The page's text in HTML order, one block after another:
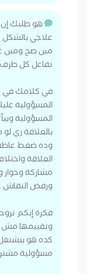
هو طلبك
علاجي
مين صح ومين
تفاعل كل
في كلامك في
المسؤولية
المسؤولية
بالعلاقة
وده ضغط
العلاقة
مشاركة
ورفض النقاش
فكرة إنكم
وتقييمها مش
كده هو
مسؤولية